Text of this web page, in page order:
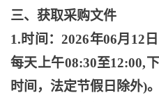
三、获取采购文件
1.时间：2026年06月12
每天上午08:30至12:00,
时间，法定节假日除外)。